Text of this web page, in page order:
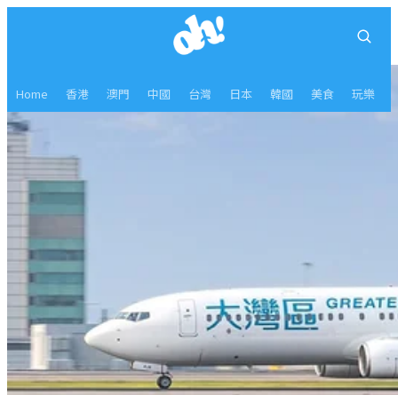
Home 香港 澳門 中國 台灣 日本 韓國 美食 玩樂